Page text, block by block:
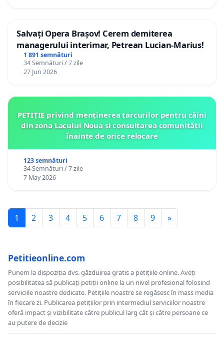
Salvați Opera Brașov! Cerem demiterea
managerului interimar, Petrean Lucian-Marius!
1 891 semnături
34 Semnături / 7 zile
27 Jun 2026
PETIȚIE privind menținerea țarcurilor pentru câini
din zona Lacului Noua și consultarea comunității
înainte de orice relocare
123 semnături
34 Semnături / 7 zile
7 May 2026
1 2 3 4 5 6 7 8 9 »
Petitieonline.com
Punem la dispoziția dvs. găzduirea gratis a petițiile online. Aveți
posibilitatea să publicați petiții online la un nivel profesional folosind
serviciile noastre dedicate. Petițiile noastre se regăsesc în mass media
în fiecare zi. Publicarea petițiilor prin intermediul serviciilor noastre
oferă impact și vizibilitate către publicul larg cât și către persoane ce
au putere de decizie